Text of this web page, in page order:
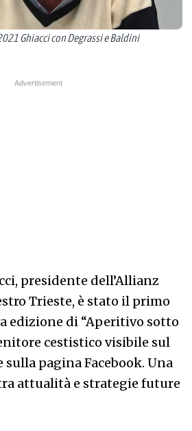
Ghiacci con Degrassi e Baldini
presidente dell’Allianz
Trieste, è stato il primo
edizione di “Aperitivo sotto
cestistico visibile sul
sulla pagina Facebook. Una
attualità e strategie future